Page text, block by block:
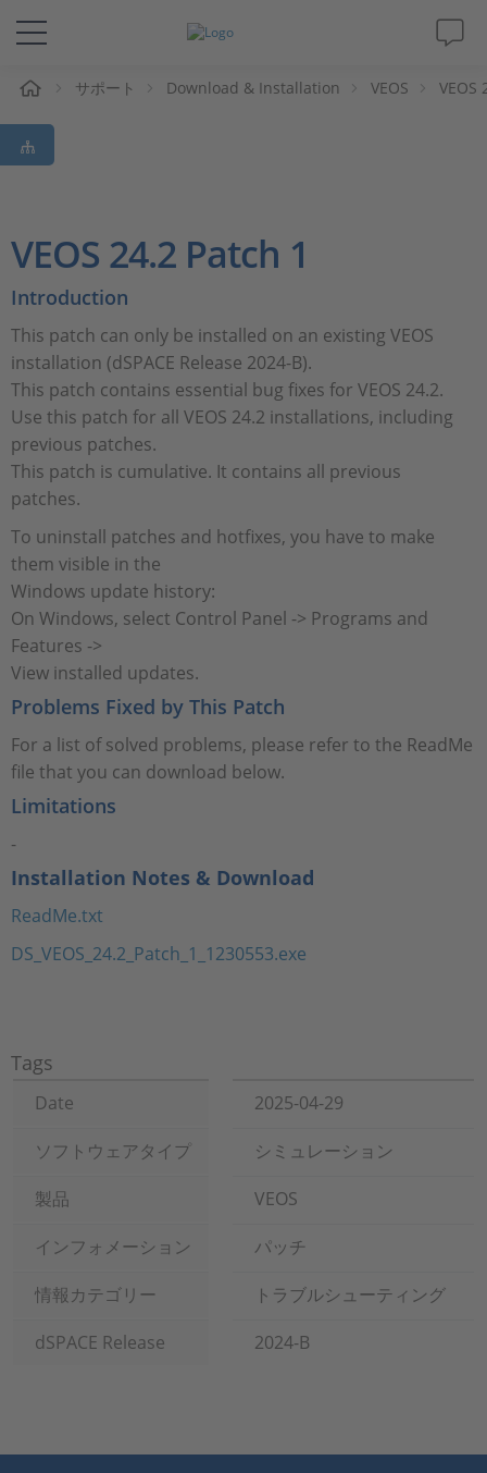
ソリューションと製品
サポート
Magazine
企業情報
採用情報
サポート Download & Installation VEOS VEOS
VEOS 24.2 Patch 1
Introduction
This patch can only be installed on an existing VEOS
installation (dSPACE Release 2024-B).
This patch contains essential bug fixes for VEOS 24.2.
Use this patch for all VEOS 24.2 installations, including
previous patches.
This patch is cumulative. It contains all previous
patches.
To uninstall patches and hotfixes, you have to make
them visible in the
Windows update history:
On Windows, select Control Panel -> Programs and
Features ->
View installed updates.
Problems Fixed by This Patch
For a list of solved problems, please refer to the ReadMe
file that you can download below.
Limitations
-
Installation Notes & Download
ReadMe.txt
DS_VEOS_24.2_Patch_1_1230553.exe
Tags
Date
2025-04-29
ソフトウェアタイプ
シミュレーション
製品
VEOS
インフォメーション
パッチ
情報カテゴリー
トラブルシューティング
dSPACE Release
2024-B